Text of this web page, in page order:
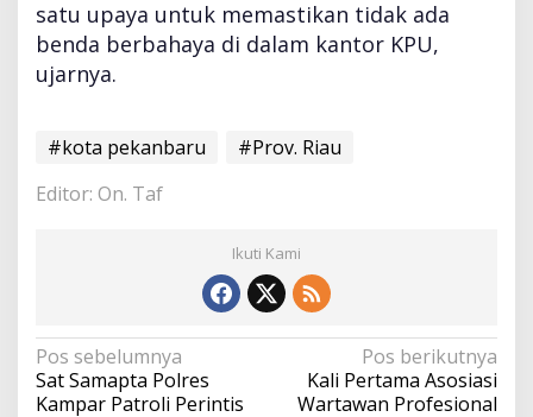
satu upaya untuk memastikan tidak ada
benda berbahaya di dalam kantor KPU,
ujarnya.
#kota pekanbaru
#Prov. Riau
Editor: On. Taf
Ikuti Kami
N
a
v
Pos sebelumnya
Sat Samapta Polres
Kampar Patroli Perintis
Pos berikutnya
Kali Pertama Asosiasi
Wartawan Profesional